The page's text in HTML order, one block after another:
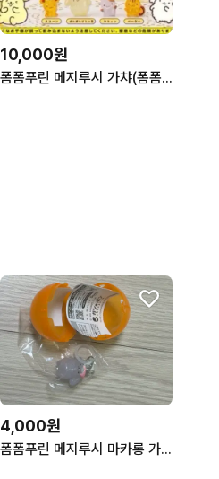
10,000원
폼폼푸린 메지루시 가챠(폼폼푸린A, 마카롱) 일괄 판매
4,000원
폼폼푸린 메지루시 마카롱 가챠